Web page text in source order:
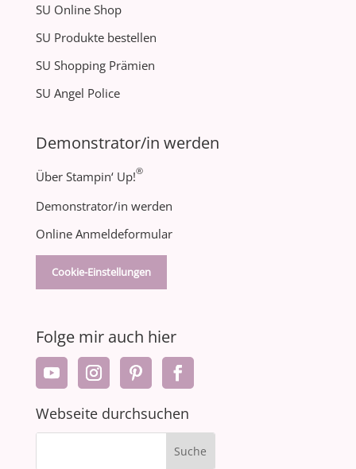
SU Online Shop
SU Produkte bestellen
SU Shopping Prämien
SU Angel Police
Demonstrator/in werden
Über Stampin‘ Up!®
Demonstrator/in werden
Online Anmeldeformular
Cookie-Einstellungen
Folge mir auch hier
Webseite durchsuchen